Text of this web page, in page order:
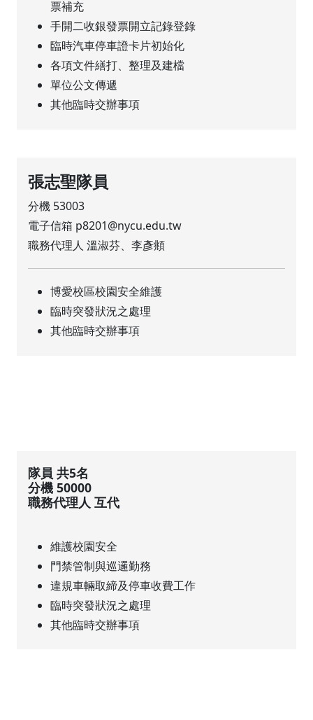
票補充
手開二收銀發票開立記錄登錄
臨時汽車停車證卡片初始化
各項文件繕打、整理及建檔
單位公文傳遞
其他臨時交辦事項
張志聖隊員
分機 53003
電子信箱 p8201@nycu.edu.tw
職務代理人 溫淑芬、李彥頫
博愛校區校園安全維護
臨時突發狀況之處理
其他臨時交辦事項
隊員 共5名
分機 50000
職務代理人 互代
維護校園安全
門禁管制與巡邏勤務
違規車輛取締及停車收費工作
臨時突發狀況之處理
其他臨時交辦事項